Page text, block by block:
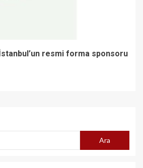
resmi forma sponsoru
Ara